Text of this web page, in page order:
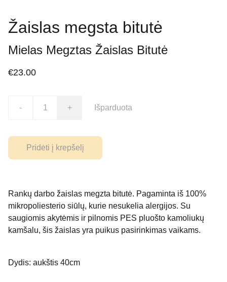
Žaislas megsta bitutė
Mielas Megztas Žaislas Bitutė
€23.00
- + Išparduota
Pridėti į krepšelį
Rankų darbo žaislas megzta bitutė. Pagaminta iš 100%
mikropoliesterio siūlų, kurie nesukelia alergijos. Su
saugiomis akytėmis ir pilnomis PES pluošto kamoliukų
kamšalu, šis žaislas yra puikus pasirinkimas vaikams.
Dydis: aukštis 40cm